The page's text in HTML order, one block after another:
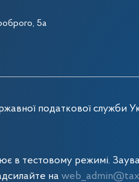
5а
податкової служби
в тестовому режимі.
на